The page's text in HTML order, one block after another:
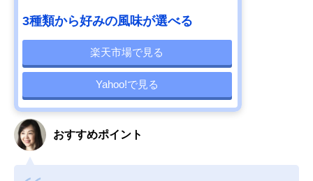
3種類から好みの風味が選べる
楽天市場で見る
Yahoo!で見る
おすすめポイント